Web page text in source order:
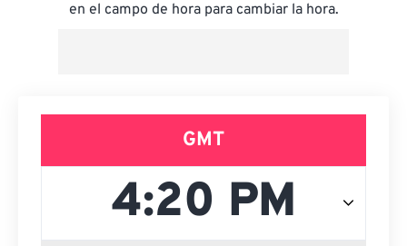
en el campo de hora para cambiar la hora.
GMT